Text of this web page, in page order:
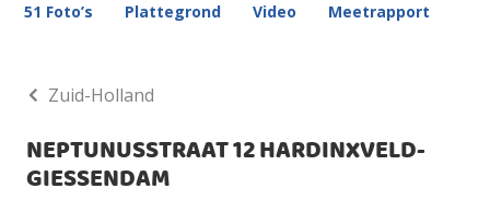
51 Foto’s Plattegrond Video Meetrapport
Zuid-Holland
NEPTUNUSSTRAAT 12 HARDINXVELD-
GIESSENDAM